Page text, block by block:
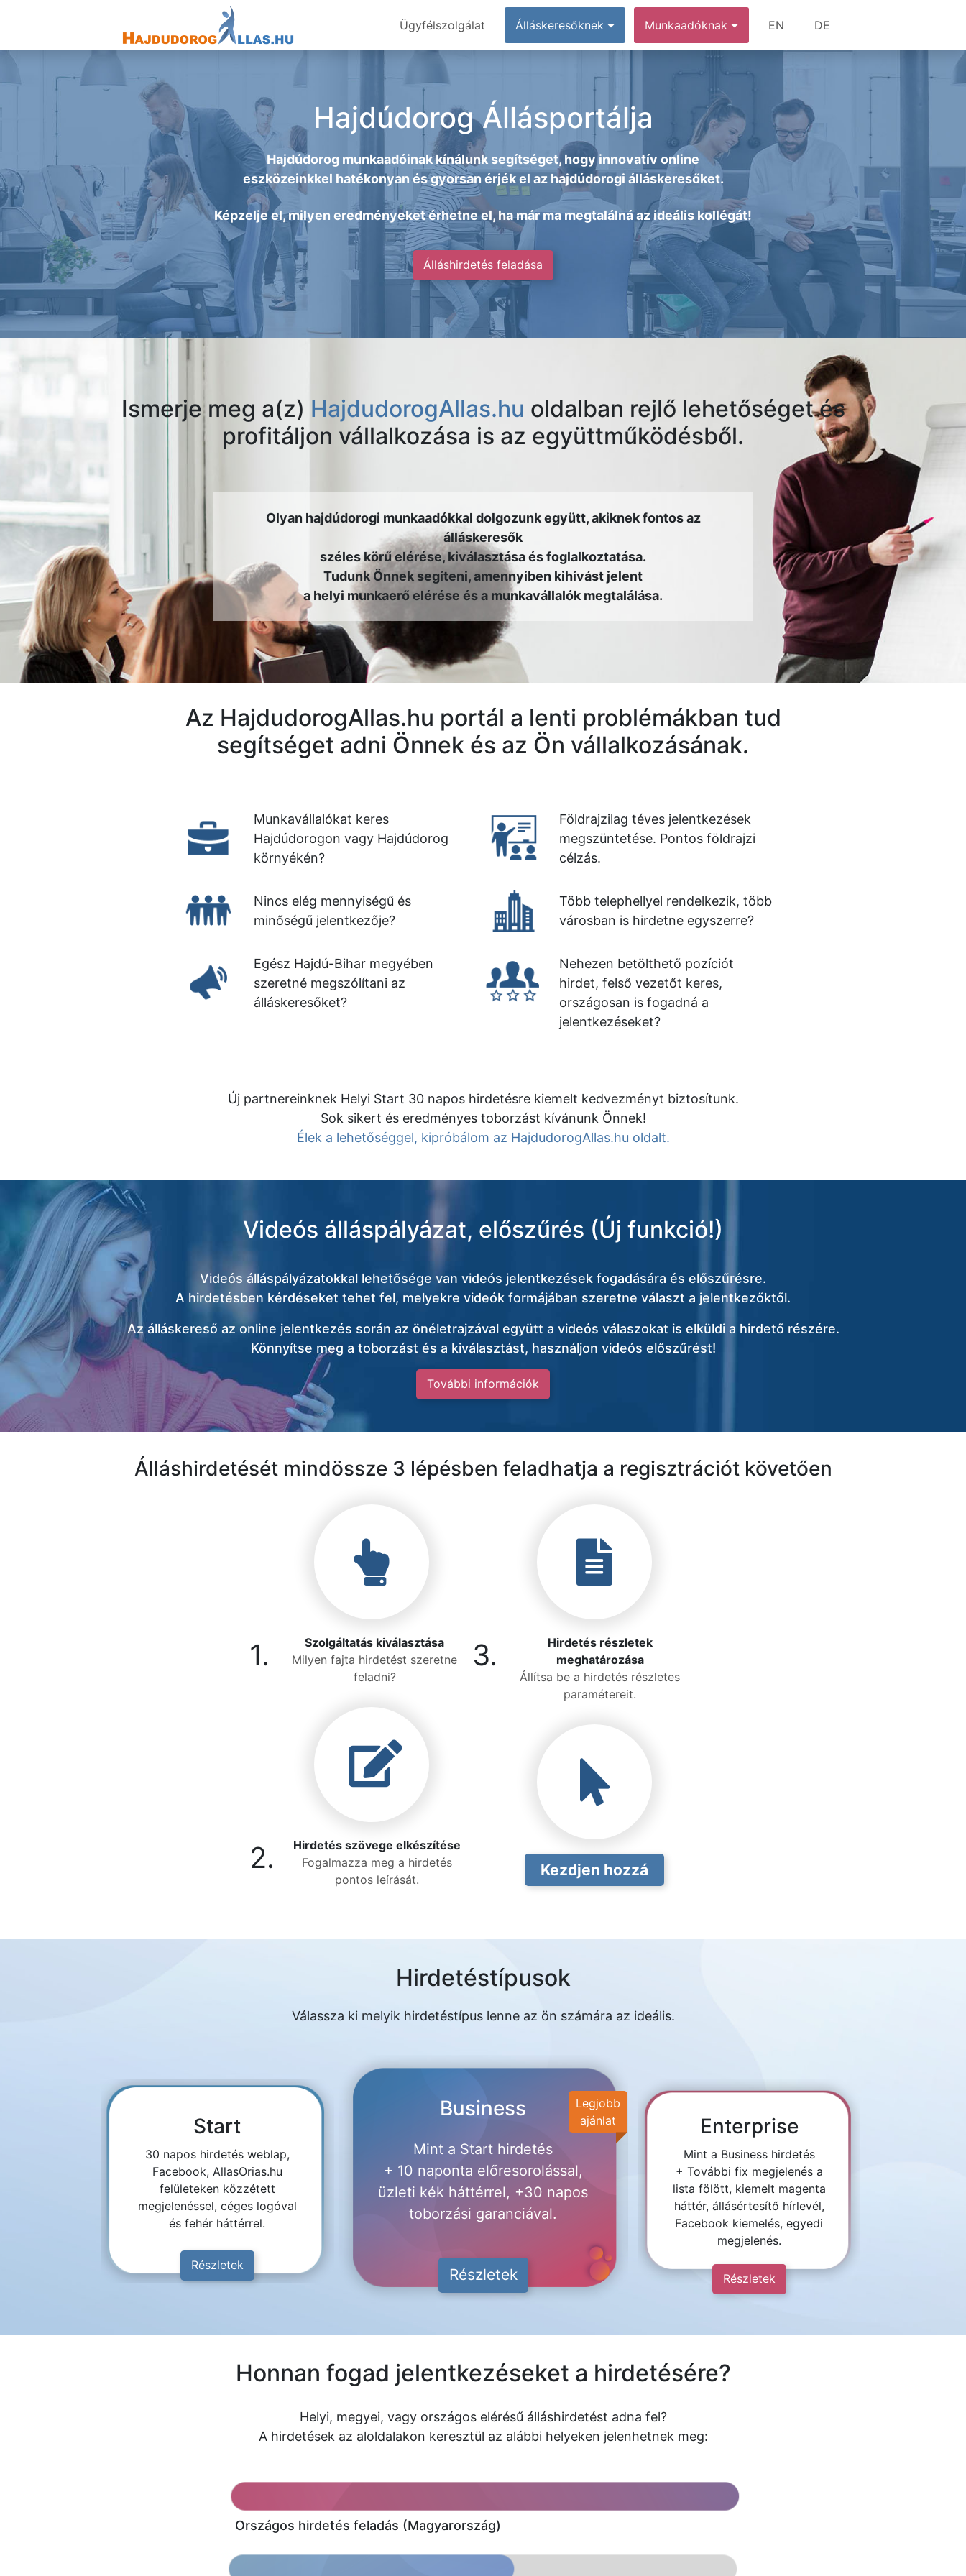
Ügyfélszolgálat Álláskeresőknek Munkaadóknak EN DE
Hajdúdorog Állásportálja
Hajdúdorog munkaadóinak kínálunk segítséget, hogy innovatív online
eszközeinkkel hatékonyan és gyorsan érjék el az hajdúdorogi álláskeresőket.
Képzelje el, milyen eredményeket érhetne el, ha már ma megtalálná az ideális kollégát!
Álláshirdetés feladása
Ismerje meg a(z) HajdudorogAllas.hu oldalban rejlő lehetőséget és
profitáljon vállalkozása is az együttműködésből.
Olyan hajdúdorogi munkaadókkal dolgozunk együtt, akiknek fontos az
álláskeresők
széles körű elérése, kiválasztása és foglalkoztatása.
Tudunk Önnek segíteni, amennyiben kihívást jelent
a helyi munkaerő elérése és a munkavállalók megtalálása.
Az HajdudorogAllas.hu portál a lenti problémákban tud
segítséget adni Önnek és az Ön vállalkozásának.
Munkavállalókat keres
Hajdúdorogon vagy Hajdúdorog
környékén?
Nincs elég mennyiségű és
minőségű jelentkezője?
Egész Hajdú-Bihar megyében
szeretné megszólítani az
álláskeresőket?
Földrajzilag téves jelentkezések
megszüntetése. Pontos földrajzi
célzás.
Több telephellyel rendelkezik, több
városban is hirdetne egyszerre?
Nehezen betölthető pozíciót
hirdet, felső vezetőt keres,
országosan is fogadná a
jelentkezéseket?
Új partnereinknek Helyi Start 30 napos hirdetésre kiemelt kedvezményt biztosítunk.
Sok sikert és eredményes toborzást kívánunk Önnek!
Élek a lehetőséggel, kipróbálom az HajdudorogAllas.hu oldalt.
Videós álláspályázat, előszűrés (Új funkció!)
Videós álláspályázatokkal lehetősége van videós jelentkezések fogadására és előszűrésre.
A hirdetésben kérdéseket tehet fel, melyekre videók formájában szeretne választ a jelentkezőktől.
Az álláskereső az online jelentkezés során az önéletrajzával együtt a videós válaszokat is elküldi a hirdető részére.
Könnyítse meg a toborzást és a kiválasztást, használjon videós előszűrést!
További információk
Álláshirdetését mindössze 3 lépésben feladhatja a regisztrációt követően
1.
Szolgáltatás kiválasztása
Milyen fajta hirdetést szeretne
feladni?
2.
Hirdetés szövege elkészítése
Fogalmazza meg a hirdetés
pontos leírását.
3.
Hirdetés részletek
meghatározása
Állítsa be a hirdetés részletes
paramétereit.
Kezdjen hozzá
Hirdetéstípusok
Válassza ki melyik hirdetéstípus lenne az ön számára az ideális.
Start
30 napos hirdetés weblap,
Facebook, AllasOrias.hu
felületeken közzétett
megjelenéssel, céges logóval
és fehér háttérrel.
Részletek
Legjobb
ajánlat
Business
Mint a Start hirdetés
+ 10 naponta előresorolással,
üzleti kék háttérrel, +30 napos
toborzási garanciával.
Részletek
Enterprise
Mint a Business hirdetés
+ További fix megjelenés a
lista fölött, kiemelt magenta
háttér, állásértesítő hírlevél,
Facebook kiemelés, egyedi
megjelenés.
Részletek
Honnan fogad jelentkezéseket a hirdetésére?
Helyi, megyei, vagy országos elérésű álláshirdetést adna fel?
A hirdetések az aloldalakon keresztül az alábbi helyeken jelenhetnek meg:
Országos hirdetés feladás (Magyarország)